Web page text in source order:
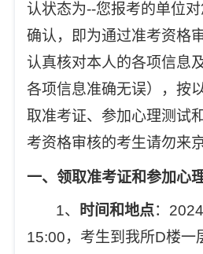
认状态为--您报考的单位
确认，即为通过准考资格
认真核对本人的各项信息
各项信息准确无误），按
取准考证、参加心理测试
考资格审核的考生请勿来
一、领取准考证和参加心
1、 时间和地点：
15:00，考生到我所D楼一